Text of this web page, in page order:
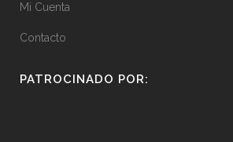
Mi Cuenta
Contacto
PATROCINADO POR: